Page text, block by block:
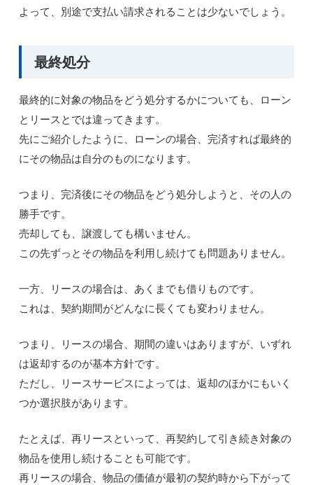
よって、別途で支払い請求されることは少ないでしょう。
最終処分
最終的に対象の物品をどう処分するかについても、ローン
とリースとでは違ってきます。
先にご紹介したように、ローンの場合、完済すれば最終的
にその物品は自分のものになります。
つまり、完済後にその物品をどう処分しようと、その人の
勝手です。
売却しても、譲渡しても構いません。
この先ずっとその物品を利用し続けても問題ありません。
一方、リースの場合は、あくまでも借りものです。
これは、契約期間がどんなに長くても変わりません。
つまり、リースの場合、期間の違いはありますが、いずれ
は返却するのが基本方針です。
ただし、リースサービスによっては、返却のほかにもいく
つか選択肢があります。
たとえば、再リースといって、再契約して引き続き対象の
物品を使用し続けることも可能です。
再リースの場合、物品の価値が最初の契約時から下がって